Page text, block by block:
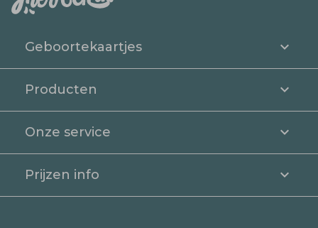
Geboortekaartjes
Producten
Onze service
Prijzen info